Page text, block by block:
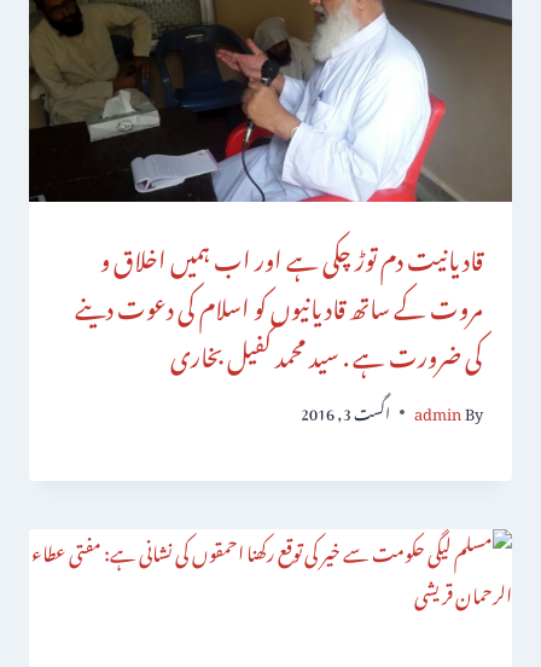
قادیانیت دم توڑ چکی ہے اور اب ہمیں اخلاق و
مروت کے ساتھ قادیانیوں کو اسلام کی دعوت دینے
کی ضرورت ہے . سید محمد کفیل بخاری
By
admin اگست 3, 2016